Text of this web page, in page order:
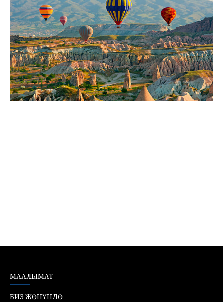
МААЛЫМАТ
БИЗ ЖӨНҮНДӨ